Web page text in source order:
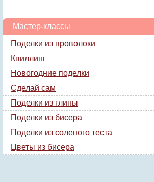
Мастер-классы
Поделки из проволоки
Квиллинг
Новогодние поделки
Сделай сам
Поделки из глины
Поделки из бисера
Поделки из соленого теста
Цветы из бисера